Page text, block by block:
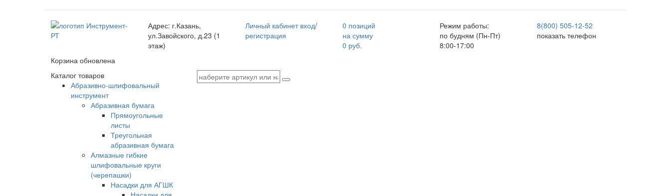
Адрес: г.Казань,
ул.Завойского, д.23 (1
этаж)
Личный кабинет вход/
регистрация
0 позиций
на сумму
0 руб.
Режим работы:
по будням (Пн-Пт)
8:00-17:00
8(800) 505-12-52
показать телефон
Корзина обновлена
Каталог товаров
Абразивно-шлифовальный
инструмент
Абразивная бумага
Прямоугольные
листы
Треугольная
абразивная бумага
Алмазные гибкие
шлифовальные круги
(черепашки)
Насадки для АГШК